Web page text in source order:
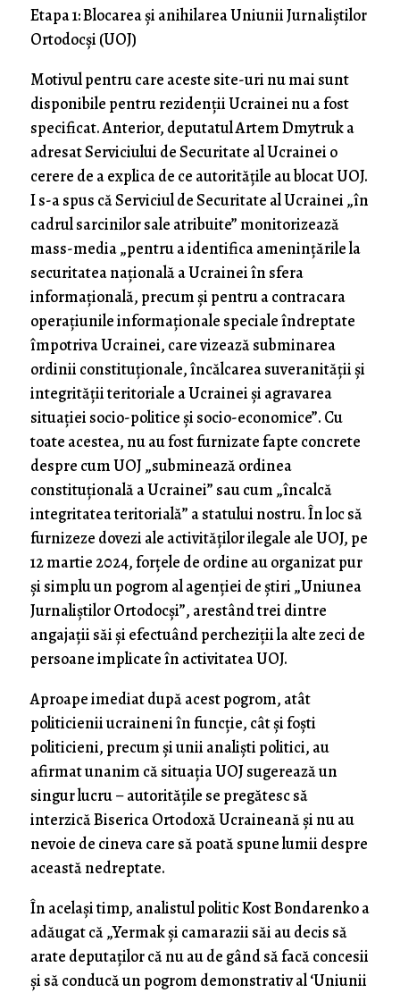
Etapa 1: Blocarea și anihilarea Uniunii Jurnaliștilor
Ortodocși (UOJ)
Motivul pentru care aceste site-uri nu mai sunt
disponibile pentru rezidenții Ucrainei nu a fost
specificat. Anterior, deputatul Artem Dmytruk a
adresat Serviciului de Securitate al Ucrainei o
cerere de a explica de ce autoritățile au blocat UOJ.
I s-a spus că Serviciul de Securitate al Ucrainei „în
cadrul sarcinilor sale atribuite” monitorizează
mass-media „pentru a identifica amenințările la
securitatea națională a Ucrainei în sfera
informațională, precum și pentru a contracara
operațiunile informaționale speciale îndreptate
împotriva Ucrainei, care vizează subminarea
ordinii constituționale, încălcarea suveranității și
integrității teritoriale a Ucrainei și agravarea
situației socio-politice și socio-economice”. Cu
toate acestea, nu au fost furnizate fapte concrete
despre cum UOJ „subminează ordinea
constituțională a Ucrainei” sau cum „încalcă
integritatea teritorială” a statului nostru. În loc să
furnizeze dovezi ale activităților ilegale ale UOJ, pe
12 martie 2024, forțele de ordine au organizat pur
și simplu un pogrom al agenției de știri „Uniunea
Jurnaliștilor Ortodocși”, arestând trei dintre
angajații săi și efectuând percheziții la alte zeci de
persoane implicate în activitatea UOJ.
Aproape imediat după acest pogrom, atât
politicienii ucraineni în funcţie, cât și foşti
politicieni, precum și unii analiști politici, au
afirmat unanim că situația UOJ sugerează un
singur lucru – autoritățile se pregătesc să
interzică Biserica Ortodoxă Ucraineană și nu au
nevoie de cineva care să poată spune lumii despre
această nedreptate.
În același timp, analistul politic Kost Bondarenko a
adăugat că „Yermak și camarazii săi au decis să
arate deputaților că nu au de gând să facă concesii
și să conducă un pogrom demonstrativ al ‘Uniunii